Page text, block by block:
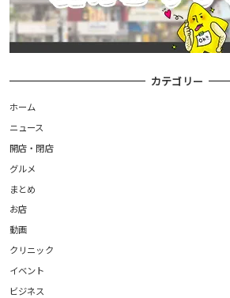
カテゴリー
ホーム
ニュース
開店・閉店
グルメ
まとめ
お店
動画
クリニック
イベント
ビジネス